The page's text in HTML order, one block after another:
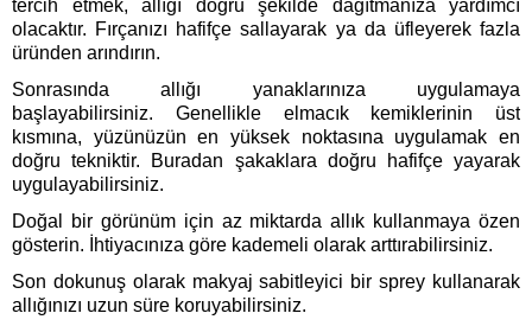
tercih etmek, allığı doğru şekilde dağıtmanıza yardımcı
olacaktır. Fırçanızı hafifçe sallayarak ya da üfleyerek fazla
üründen arındırın.
Sonrasında allığı yanaklarınıza uygulamaya
başlayabilirsiniz. Genellikle elmacık kemiklerinin üst
kısmına, yüzünüzün en yüksek noktasına uygulamak en
doğru tekniktir. Buradan şakaklara doğru hafifçe yayarak
uygulayabilirsiniz.
Doğal bir görünüm için az miktarda allık kullanmaya özen
gösterin. İhtiyacınıza göre kademeli olarak arttırabilirsiniz.
Son dokunuş olarak makyaj sabitleyici bir sprey kullanarak
allığınızı uzun süre koruyabilirsiniz.